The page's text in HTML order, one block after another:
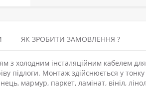
ЯК ЗРОБИТИ ЗАМОВЛЕННЯ ?
з холодним інсталяційним кабелем для
підлоги. Монтаж здійснюється у тонку
мармур, паркет, ламінат, вініл,